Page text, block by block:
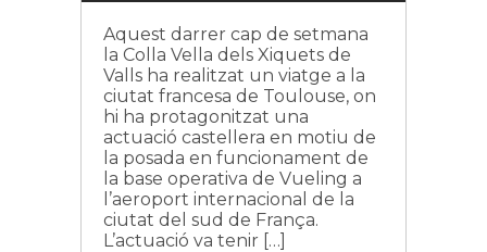
Aquest darrer cap de setmana
la Colla Vella dels Xiquets de
Valls ha realitzat un viatge a la
ciutat francesa de Toulouse, on
hi ha protagonitzat una
actuació castellera en motiu de
la posada en funcionament de
la base operativa de Vueling a
l’aeroport internacional de la
ciutat del sud de França.
L’actuació va tenir […]